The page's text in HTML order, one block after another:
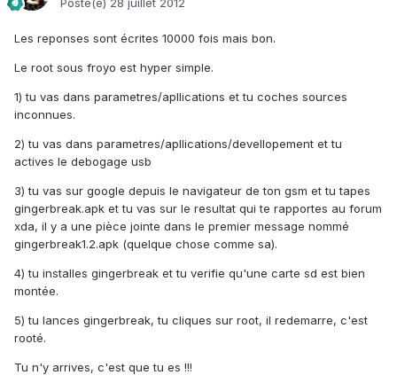
Posté(e) 28 juillet 2012
Les reponses sont écrites 10000 fois mais bon.
Le root sous froyo est hyper simple.
1) tu vas dans parametres/apllications et tu coches sources
inconnues.
2) tu vas dans parametres/apllications/devellopement et tu
actives le debogage usb
3) tu vas sur google depuis le navigateur de ton gsm et tu tapes
gingerbreak.apk et tu vas sur le resultat qui te rapportes au forum
xda, il y a une pièce jointe dans le premier message nommé
gingerbreak1.2.apk (quelque chose comme sa).
4) tu installes gingerbreak et tu verifie qu'une carte sd est bien
montée.
5) tu lances gingerbreak, tu cliques sur root, il redemarre, c'est
rooté.
Tu n'y arrives, c'est que tu es !!!